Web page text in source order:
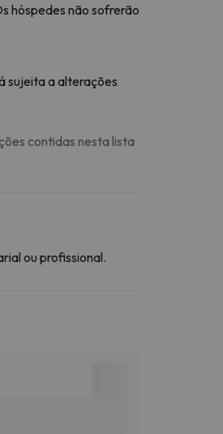
hóspedes não sofrerão
sujeita a alterações
contidas nesta lista
ou profissional.